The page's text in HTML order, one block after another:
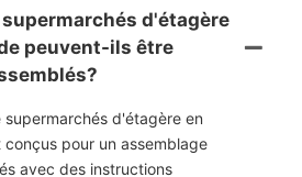
d'étagère
peuvent-ils être
supermarchés d'étagère en
conçus pour un assemblage
avec des instructions